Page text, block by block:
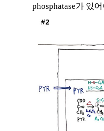
phosphatase가 있